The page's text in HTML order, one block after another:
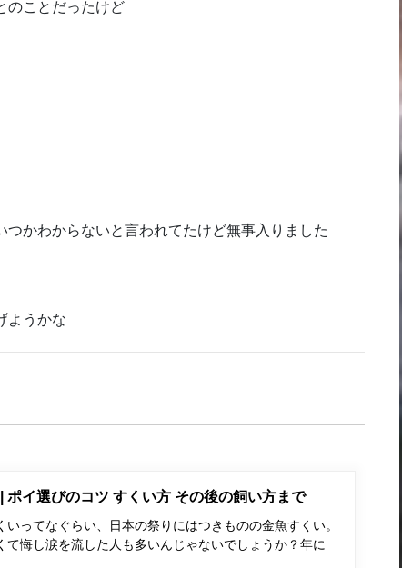
のことだったけど
かわからないと言われてたけど無事入りました
ようかな
ポイ選びのコツ すくい方 その後の飼い方まで
いってなぐらい、日本の祭りにはつきものの金魚すくい。
て悔し涙を流した人も多いんじゃないでしょうか？年に